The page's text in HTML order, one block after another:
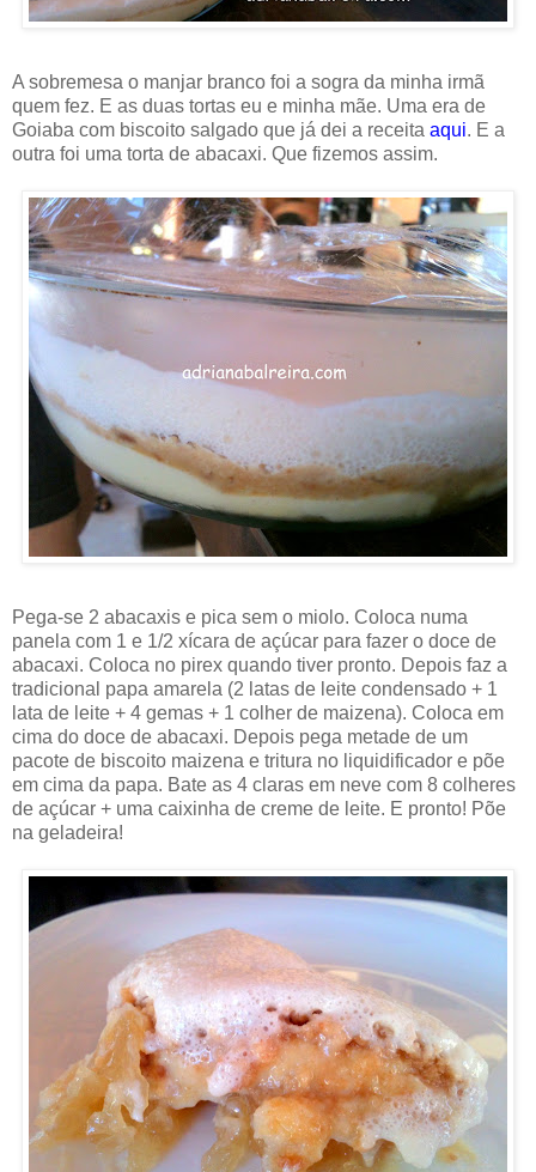
A sobremesa o manjar branco foi a sogra da minha irmã
quem fez. E as duas tortas eu e minha mãe. Uma era de
Goiaba com biscoito salgado que já dei a receita aqui. E a
outra foi uma torta de abacaxi. Que fizemos assim.
Pega-se 2 abacaxis e pica sem o miolo. Coloca numa
panela com 1 e 1/2 xícara de açúcar para fazer o doce de
abacaxi. Coloca no pirex quando tiver pronto. Depois faz a
tradicional papa amarela (2 latas de leite condensado + 1
lata de leite + 4 gemas + 1 colher de maizena). Coloca em
cima do doce de abacaxi. Depois pega metade de um
pacote de biscoito maizena e tritura no liquidificador e põe
em cima da papa. Bate as 4 claras em neve com 8 colheres
de açúcar + uma caixinha de creme de leite. E pronto! Põe
na geladeira!